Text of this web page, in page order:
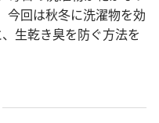
今回は秋冬に洗濯物を効
生乾き臭を防ぐ方法を